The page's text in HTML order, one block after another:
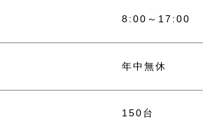
8:00～17:00
年中無休
150台